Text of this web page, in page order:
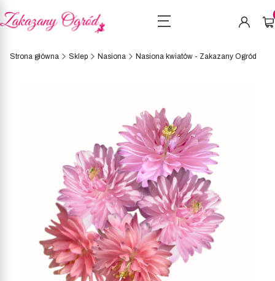
Strona główna Sklep Nasiona Nasiona kwiatów - Zakazany Ogród